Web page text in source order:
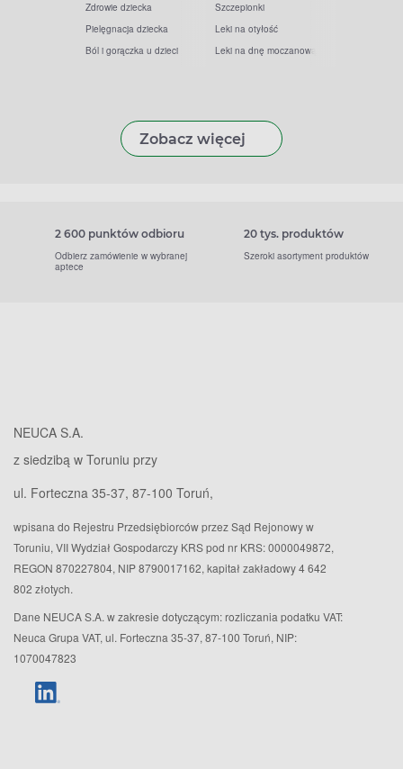
Zdrowie dziecka
Pielęgnacja dziecka
Ból i gorączka u dzieci
Szczepionki
Leki na otyłość
Leki na dnę moczanową
Zobacz więcej
2 600 punktów odbioru
Odbierz zamówienie w wybranej
aptece
20 tys. produktów
Szeroki asortyment produktów
NEUCA S.A.
z siedzibą w Toruniu przy
ul. Forteczna 35-37, 87-100 Toruń,
wpisana do Rejestru Przedsiębiorców przez Sąd Rejonowy w
Toruniu, VII Wydział Gospodarczy KRS pod nr KRS: 0000049872,
REGON 870227804, NIP 8790017162, kapitał zakładowy 4 642
802 złotych.
Dane NEUCA S.A. w zakresie dotyczącym: rozliczania podatku VAT:
Neuca Grupa VAT, ul. Forteczna 35-37, 87-100 Toruń, NIP:
1070047823